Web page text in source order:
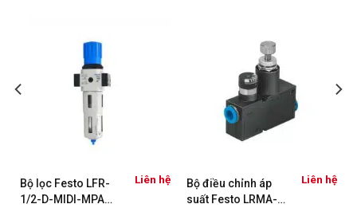
Bộ lọc Festo LFR-
1/2-D-MIDI-MPA
Liên hệ
Bộ điều chỉnh áp
suất Festo LRMA-
Liên hệ